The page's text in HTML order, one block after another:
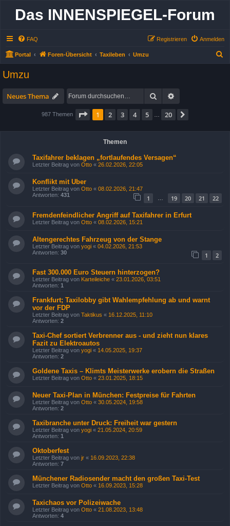
Das INNENSPIEGEL-Forum
FAQ Anmelden
Registrieren
Portal Foren-Übersicht Taxileben Umzu
Umzu
Neues Thema Suche
987 Themen Seite 1von
1 2 3 4 5 20
Themen
Taxifahrer beklagen „fortlaufendes Versagen“
Letzter Beitrag von Otto « 26.02.2026, 22:05
Konflikt mit Uber
Letzter Beitrag von Otto « 08.02.2026, 21:47
Antworten: 431 1 19 20 21 22
Fremdenfeindlicher Angriff auf Taxifahrer in Erfurt
Letzter Beitrag von Otto « 08.02.2026, 15:21
Altengerechtes Fahrzeug von der Stange
Letzter Beitrag von yogi « 04.02.2026, 21:53
Antworten: 30 1 2
Fast 300.000 Euro Steuern hinterzogen?
Letzter Beitrag von Karteileiche « 23.01.2026, 03:51
Antworten: 1
Frankfurt; Taxilobby gibt Wahlempfehlung ab und warnt
vor der FDP
Letzter Beitrag von Taktikus « 16.12.2025, 11:10
Antworten: 2
Taxi-Chef sortiert Verbrenner aus - und zieht nun klares
Fazit zu Elektroautos
Letzter Beitrag von yogi « 14.05.2025, 19:37
Antworten: 2
Goldene Taxis – Klimts Meisterwerke erobern die Straßen
Letzter Beitrag von Otto « 23.01.2025, 18:15
Neuer Taxi-Plan in München: Festpreise für Fahrten
Letzter Beitrag von Otto « 30.05.2024, 19:58
Antworten: 2
Taxibranche unter Druck: Freiheit war gestern
Letzter Beitrag von yogi « 21.05.2024, 20:59
Antworten: 1
Oktoberfest
Letzter Beitrag von jr « 16.09.2023, 22:38
Antworten: 7
Münchener Radiosender macht den großen Taxi-Test
Letzter Beitrag von Otto « 16.09.2023, 15:28
Taxichaos vor Polizeiwache
Letzter Beitrag von Otto « 21.08.2023, 13:48
Antworten: 4